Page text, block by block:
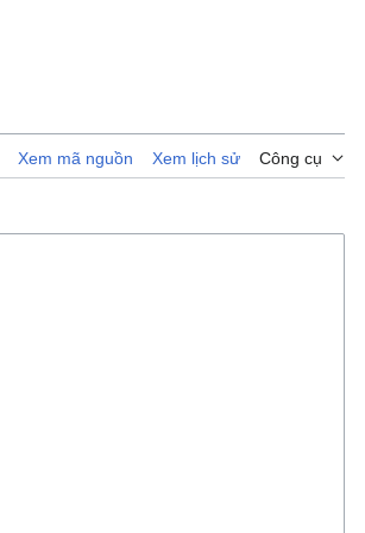
Xem mã nguồn Xem lịch sử Công cụ